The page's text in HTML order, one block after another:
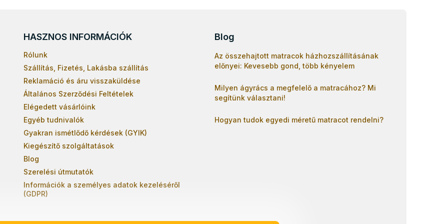
HASZNOS INFORMÁCIÓK
Rólunk
Szállítás, Fizetés, Lakásba szállítás
Reklamáció és áru visszaküldése
Általános Szerződési Feltételek
Elégedett vásárlóink
Egyéb tudnivalók
Gyakran ismétlődő kérdések (GYIK)
Kiegészítő szolgáltatások
Blog
Szerelési útmutatók
Információk a személyes adatok kezeléséről
(GDPR)
Blog
Az összehajtott matracok házhozszállításának
előnyei: Kevesebb gond, több kényelem
Milyen ágyrács a megfelelő a matracához? Mi
segítünk választani!
Hogyan tudok egyedi méretű matracot rendelni?